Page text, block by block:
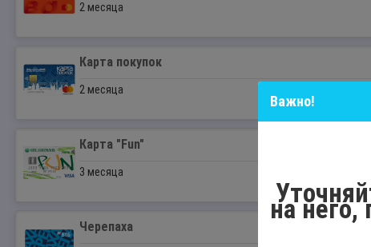
2 месяца
Карта покупок
2 месяца
Карта "Fun"
3 месяца
Черепаха
Важно!
на него,